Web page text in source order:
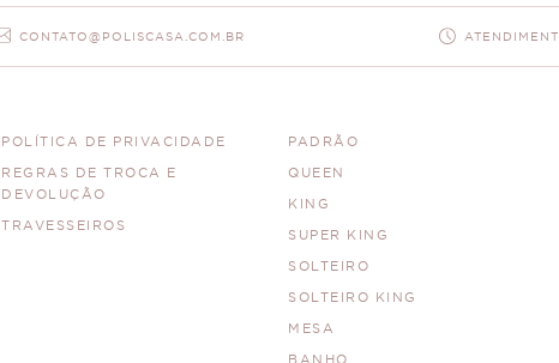
CONTATO@POLISCASA.COM.BR
POLÍTICA DE PRIVACIDADE
REGRAS DE TROCA E
DEVOLUÇÃO
TRAVESSEIROS
PADRÃO
QUEEN
KING
SUPER KING
SOLTEIRO
SOLTEIRO KING
MESA
BANHO